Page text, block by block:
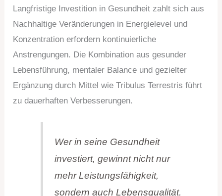
Langfristige Investition in Gesundheit zahlt sich aus
Nachhaltige Veränderungen in Energielevel und
Konzentration erfordern kontinuierliche
Anstrengungen. Die Kombination aus gesunder
Lebensführung, mentaler Balance und gezielter
Ergänzung durch Mittel wie Tribulus Terrestris führt
zu dauerhaften Verbesserungen.
Wer in seine Gesundheit
investiert, gewinnt nicht nur
mehr Leistungsfähigkeit,
sondern auch Lebensqualität.